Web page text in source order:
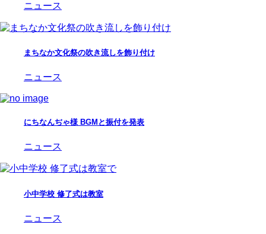
ニュース
まちなか文化祭の吹き流しを飾り付け
ニュース
にちなんぢゃ様 BGMと振付を発表
ニュース
小中学校 修了式は教室
ニュース